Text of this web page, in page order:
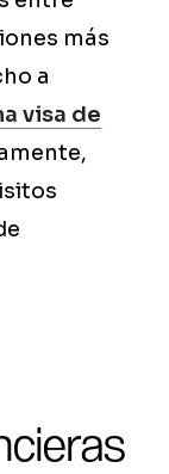
más
a
visa de